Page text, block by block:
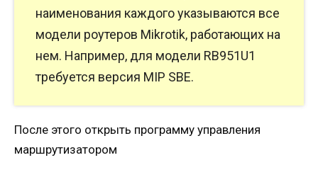
наименования каждого указываются все
модели роутеров Mikrotik, работающих на
нем. Например, для модели RB951U1
требуется версия MIP SBE.
После этого открыть программу управления
маршрутизатором